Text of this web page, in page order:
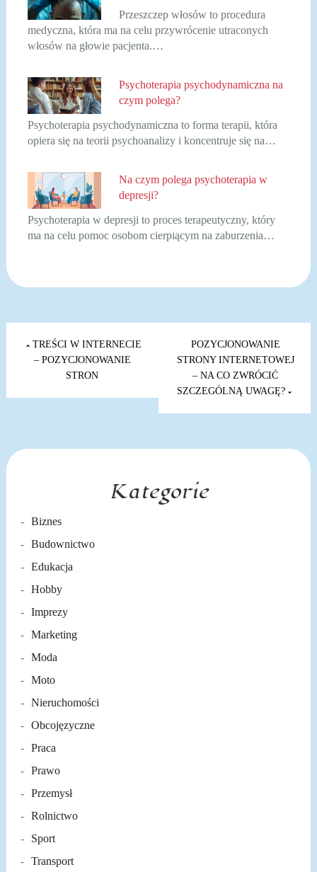
Przeszczep włosów to procedura
medyczna, która ma na celu przywrócenie utraconych
włosów na głowie pacjenta.…
Psychoterapia psychodynamiczna na
czym polega?
Psychoterapia psychodynamiczna to forma terapii, która
opiera się na teorii psychoanalizy i koncentruje się na…
Na czym polega psychoterapia w
depresji?
Psychoterapia w depresji to proces terapeutyczny, który
ma na celu pomoc osobom cierpiącym na zaburzenia…
Nawigacja
wpisu
TREŚCI W INTERNECIE
– POZYCJONOWANIE
STRON
POZYCJONOWANIE
STRONY INTERNETOWEJ
– NA CO ZWRÓCIĆ
SZCZEGÓLNĄ UWAGĘ?
Kategorie
Biznes
Budownictwo
Edukacja
Hobby
Imprezy
Marketing
Moda
Moto
Nieruchomości
Obcojęzyczne
Praca
Prawo
Przemysł
Rolnictwo
Sport
Transport